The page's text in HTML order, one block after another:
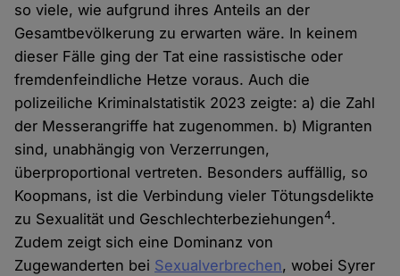
so viele, wie aufgrund ihres Anteils an der
Gesamtbevölkerung zu erwarten wäre. In keinem
dieser Fälle ging der Tat eine rassistische oder
fremdenfeindliche Hetze voraus. Auch die
polizeiliche Kriminalstatistik 2023 zeigte: a) die Zahl
der Messerangriffe hat zugenommen. b) Migranten
sind, unabhängig von Verzerrungen,
überproportional vertreten. Besonders auffällig, so
Koopmans, ist die Verbindung vieler Tötungsdelikte
zu Sexualität und Geschlechterbeziehungen4.
Zudem zeigt sich eine Dominanz von
Zugewanderten bei Sexualverbrechen, wobei Syrer